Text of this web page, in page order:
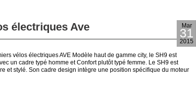
Mar
31
2015
électriques Ave
vélos électriques AVE Modèle haut de gamme city, le SH9 est
un cadre typé homme et Confort plutôt typé femme. Le SH9 est
et stylé. Son cadre design intègre une position spécifique du moteur